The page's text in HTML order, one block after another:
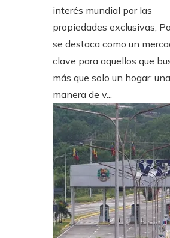
interés mundial por las
propiedades exclusivas,
se destaca como un
clave para aquellos que
más que solo un hogar: una
manera de v...